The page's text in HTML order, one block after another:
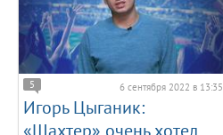
5 6 сентября 2022 в 13:35
Игорь Цыганик: